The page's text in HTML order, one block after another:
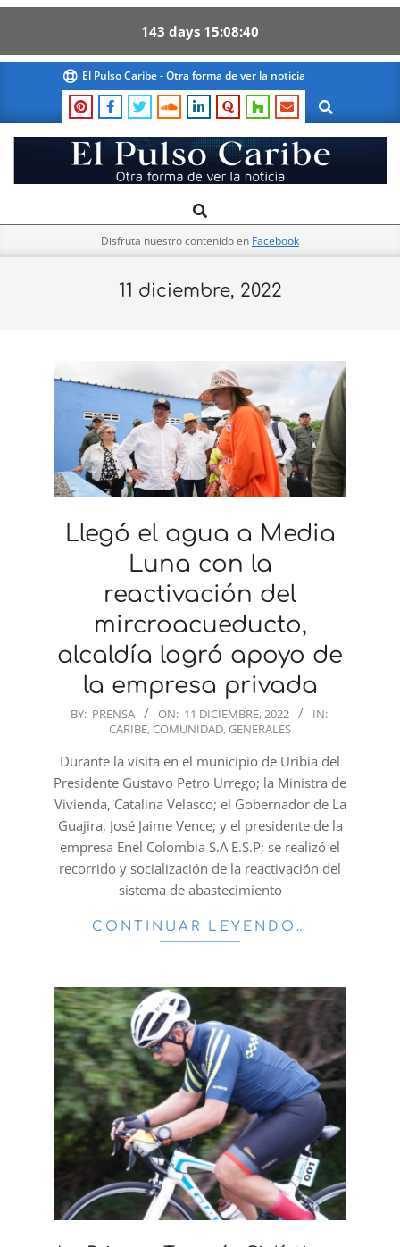
143 days 15 08 39
content
El Pulso Caribe - Otra forma de ver la noticia
Search
El
Pulso
Navigation
Search
Disfruta nuestro contenido en Facebook
11 diciembre, 2022
Llegó el agua a Media
Luna con la
reactivación del
mircroacueducto,
alcaldía logró apoyo de
la empresa privada
2022-
11
BY: PRENSA ON: 11 DICIEMBRE, 2022
IN:
CARIBE, COMUNIDAD, GENERALES
Durante la visita en el municipio de Uribia del
Presidente Gustavo Petro Urrego; la Ministra de
Vivienda, Catalina Velasco; el Gobernador de La
Guajira, José Jaime Vence; y el presidente de la
empresa Enel Colombia S.A E.S.P; se realizó el
recorrido y socialización de la reactivación del
sistema de abastecimiento
CONTINUAR LEYENDO…